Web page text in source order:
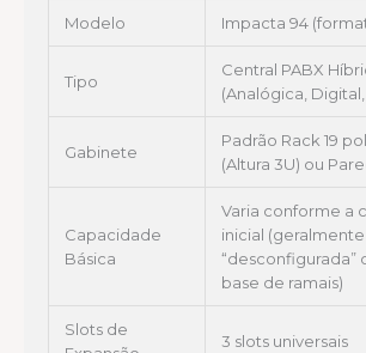
Modelo Impacta 94
Tipo
Central PABX
(Analógica, Digital,
Gabinete
Padrão Rack 19
(Altura 3U) ou
Capacidade
Básica
Varia conforme a
inicial
“desconfigurada”
base de ramais)
Slots de
3 slots universais